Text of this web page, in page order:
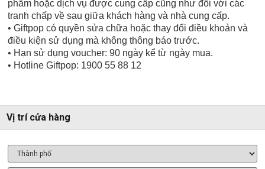
phẩm hoặc dịch vụ được cung cấp cũng như đối với các
tranh chấp về sau giữa khách hàng và nhà cung cấp.
​• Giftpop có quyền sửa chữa hoặc thay đổi điều khoản và
điều kiện sử dụng mà không thông báo trước.
​• Hạn sử dụng voucher: 90 ngày kể từ ngày mua.
​• Hotline Giftpop: 1900 55 88 12
Vị trí cửa hàng